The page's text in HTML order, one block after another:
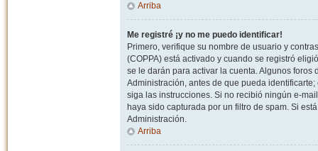
Arriba
Me registré ¡y no me puedo identificar!
Primero, verifique su nombre de usuario y
(COPPA) está activado y cuando se registró
se le darán para activar la cuenta. Algunos
Administración, antes de que pueda
siga las instrucciones. Si no recibió ningún e-
haya sido capturada por un filtro de spam. Si
Administración.
Arriba